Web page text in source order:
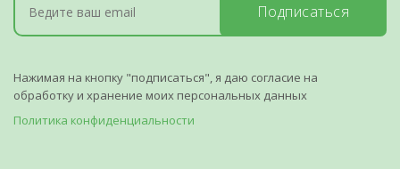
Подписаться
Нажимая на кнопку "подписаться", я даю согласие на
обработку и хранение моих персональных данных
Политика конфиденциальности